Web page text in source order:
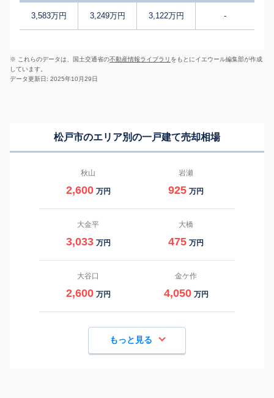
3,583万円 3,249万円 3,122万円 -
※ これらのデータは、国土交通省の不動産情報ライブラリ をもとにイエウール編集部が作成
しています。
データ更新日: 2025年10月29日
松戸市のエリア別の一戸建て売却相場
秋山
2,600 万円
岩瀬
925 万円
大金平
3,033 万円
大橋
475 万円
大谷口
2,600 万円
金ケ作
4,050 万円
もっと見る